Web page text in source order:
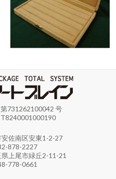
731262100042 号
佐南区安東1-2-27
878-2227
上尾市緑丘2-11-21
778-0661